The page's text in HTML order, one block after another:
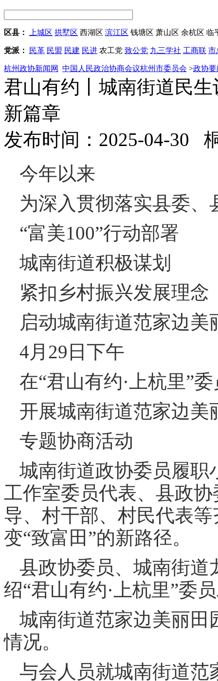
区县： 上城区 拱墅区 西湖区 滨江区 钱塘区 萧山区 余杭区 临
党派： 民革 民盟 民建 民进 农工党 致公党 九三学社 工商联 市
杭州政协新闻网 中国人民政治协商会议杭州市委员会 >政协要
君山有约丨城南街道民
新篇章
发布时间：2025-04-30
今年以来
为深入贯彻落实县委、
“富美100”行动部署
城南街道积极谋划
紧扣乡村振兴发展理念
启动城南街道范家边美
4月29日下午
在“君山有约·上杭里”
开展城南街道范家边美
专题协商活动
城南街道政协委员履职
工作室委员代表、县政
导、村干部、村民代表
变“致富田”的新路径。
县政协委员、城南街道
绍“君山有约·上杭里”委
城南街道范家边美丽田
情况。
与会人员就城南街道范